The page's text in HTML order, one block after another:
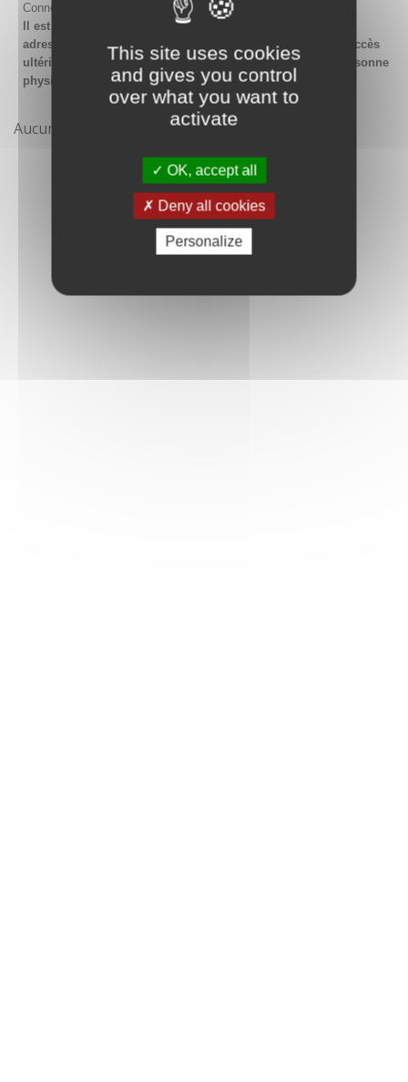
This site uses cookies
and gives you control
over what you want to
activate
OK, accept all
Deny all cookies
Personalize
Connect.
Il est conseillé lors de la création du compte de saisir une
adresse email générique de l'organisme afin de garantir l'accès
ultérieur au compte même en cas de changement de la personne
physique gestionnaire.
Aucune démarche pour le moment